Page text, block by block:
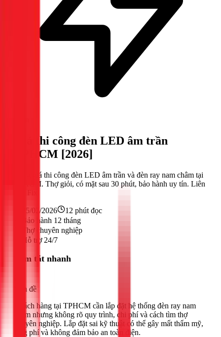
Giá thi công đèn LED âm trần
TPHCM [2026]
Bảng giá thi công đèn LED âm trần và đèn ray nam châm tại
TPHCM. Thợ giỏi, có mặt sau 30 phút, bảo hành uy tín. Liên
25/02/2026 12 phút đọc
Bảo hành 12 tháng
Thợ chuyên nghiệp
Hỗ trợ 24/7
Tóm tắt nhanh
Vấn đề
Khách hàng tại TPHCM cần lắp đặt hệ thống đèn ray nam
châm nhưng không rõ quy trình, chi phí và cách tìm thợ
chuyên nghiệp. Lắp đặt sai kỹ thuật có thể gây mất thẩm mỹ,
lãng phí và không đảm bảo an toàn điện.